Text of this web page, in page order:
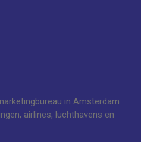
in Amsterdam
airlines, luchthavens en